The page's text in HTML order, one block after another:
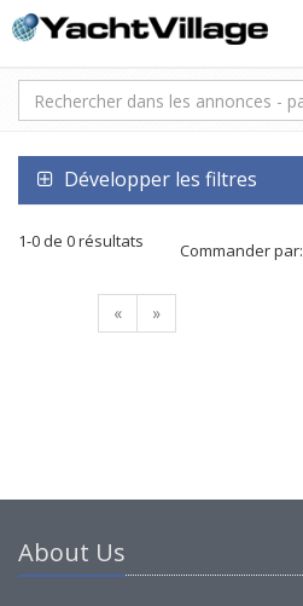
Développer les filtres
1-0 de 0 résultats Commander par:
« »
About Us